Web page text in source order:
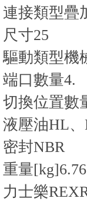
連接類型疊
尺寸25
驅動類型機
端口數量4.
切換位置數
液壓油HL、
密封NBR
重量[kg]6.76
力士樂